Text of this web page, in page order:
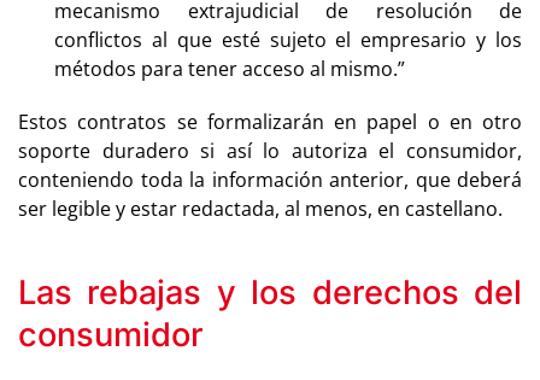
mecanismo extrajudicial de resolución de
conflictos al que esté sujeto el empresario y los
métodos para tener acceso al mismo.”
Estos contratos se formalizarán en papel o en otro
soporte duradero si así lo autoriza el consumidor,
conteniendo toda la información anterior, que deberá
ser legible y estar redactada, al menos, en castellano.
Las rebajas y los derechos del
consumidor